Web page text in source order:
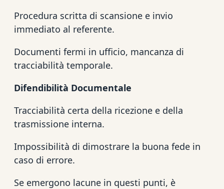
Procedura scritta di scansione e invio
immediato al referente.
Documenti fermi in ufficio, mancanza di
tracciabilità temporale.
Difendibilità Documentale
Tracciabilità certa della ricezione e della
trasmissione interna.
Impossibilità di dimostrare la buona fede in
caso di errore.
Se emergono lacune in questi punti, è